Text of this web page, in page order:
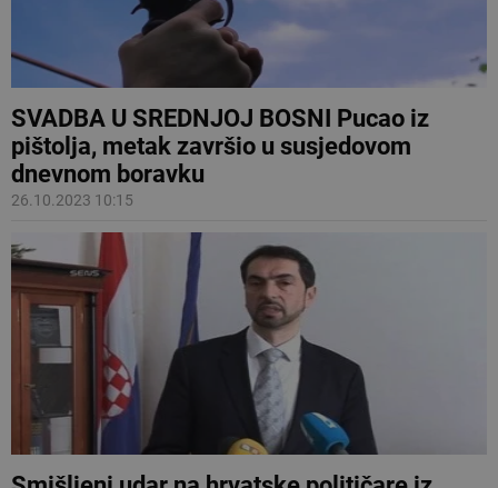
SVADBA U SREDNJOJ BOSNI Pucao iz
pištolja, metak završio u susjedovom
dnevnom boravku
26.10.2023 10:15